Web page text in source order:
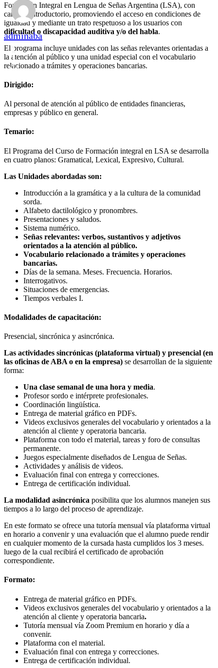
adminaba
Formación Integral en Lengua de Señas Argentina (LSA), con
carácter introductorio, promoviendo el acceso en condiciones de
igualdad y mediante un trato respetuoso a los usuarios con
dificultad o discapacidad auditiva y/o del habla.
El programa incluye unidades con las señas relevantes orientadas a
la atención al público y una unidad especial con el vocabulario
relacionado a trámites y operaciones bancarias.
Dirigido:
Al personal de atención al público de entidades financieras,
empresas y público en general.
Temario:
El Programa del Curso de Formación integral en LSA se desarrolla
en cuatro planos: Gramatical, Lexical, Expresivo, Cultural.
Las Unidades abordadas son:
Introducción a la gramática y a la cultura de la comunidad
sorda.
Alfabeto dactilológico y pronombres.
Presentaciones y saludos.
Sistema numérico.
Señas relevantes: verbos, sustantivos y adjetivos
orientados a la atención al público.
Vocabulario relacionado a trámites y operaciones
bancarias.
Días de la semana. Meses. Frecuencia. Horarios.
Interrogativos.
Situaciones de emergencias.
Tiempos verbales I.
Modalidades de capacitación:
Presencial, sincrónica y asincrónica.
Las actividades sincrónicas (plataforma virtual) y presencial (en
las oficinas de ABA o en la empresa) se desarrollan de la siguiente
forma:
Una clase semanal de una hora y media.
Profesor sordo e intérprete profesionales.
Coordinación lingüística.
Entrega de material gráfico en PDFs.
Videos exclusivos generales del vocabulario y orientados a la
atención al cliente y operatoria bancaria.
Plataforma con todo el material, tareas y foro de consultas
permanente.
Juegos especialmente diseñados de Lengua de Señas.
Actividades y análisis de videos.
Evaluación final con entrega y correcciones.
Entrega de certificación individual.
La modalidad asincrónica posibilita que los alumnos manejen sus
tiempos a lo largo del proceso de aprendizaje.
En este formato se ofrece una tutoría mensual vía plataforma virtual
en horario a convenir y una evaluación que el alumno puede rendir
en cualquier momento de la cursada hasta cumplidos los 3 meses.
luego de la cual recibirá el certificado de aprobación
correspondiente.
Formato:
Entrega de material gráfico en PDFs.
Videos exclusivos generales del vocabulario y orientados a la
atención al cliente y operatoria bancaria.
Tutoría mensual vía Zoom Premium en horario y día a
convenir.
Plataforma con el material.
Evaluación final con entrega y correcciones.
Entrega de certificación individual.